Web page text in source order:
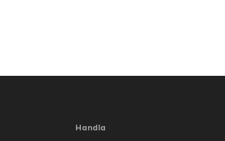
Handla